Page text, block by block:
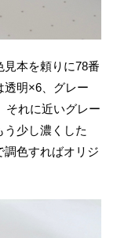
見本を頼りに78番
透明×6、グレー
それに近いグレー
う少し濃くした
調色すればオリジ